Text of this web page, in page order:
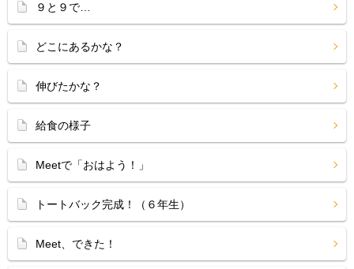
９と９で…
どこにあるかな？
伸びたかな？
給食の様子
Meetで「おはよう！」
トートバック完成！（６年生）
Meet、できた！